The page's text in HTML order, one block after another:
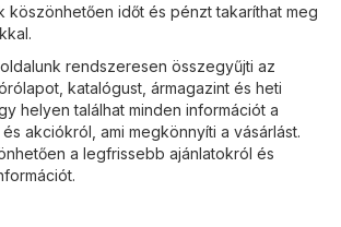
köszönhetően időt és pénzt takaríthat meg
rendszeresen összegyűjti az
katalógust, ármagazint és heti
helyen találhat minden információt a
akciókról, ami megkönnyíti a vásárlást.
a legfrissebb ajánlatokról és